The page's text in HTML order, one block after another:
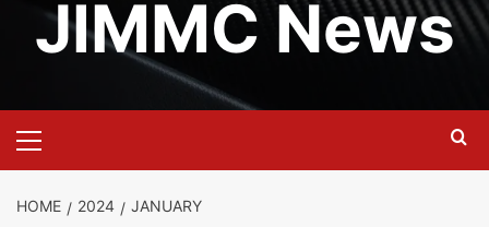
JIMMC News
Menu
HOME 2024 JANUARY